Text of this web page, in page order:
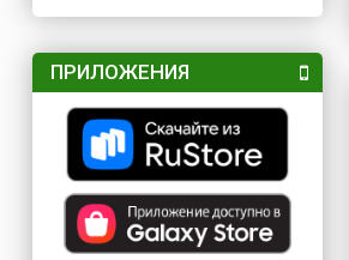
ПРИЛОЖЕНИЯ